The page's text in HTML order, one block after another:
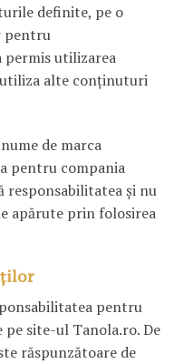
definite, pe o
pentru
permis utilizarea
alte conţinuturi
de marca
pentru compania
responsabilitatea şi nu
apărute prin folosirea
pentru
site-ul Tanola.ro. De
răspunzătoare de